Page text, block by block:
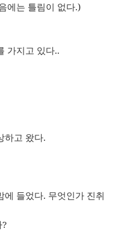
에는 틀림이 없다.)
가지고 있다..
하고 왔다.
에 들었다. 무엇인가 진취